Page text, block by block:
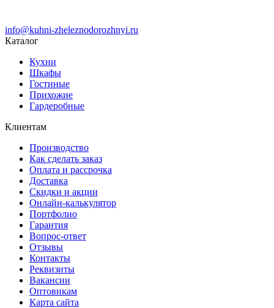
info@kuhni-zheleznodorozhnyi.ru
Каталог
Кухни
Шкафы
Гостиные
Прихожие
Гардеробные
Клиентам
Производство
Как сделать заказ
Оплата и рассрочка
Доставка
Скидки и акции
Онлайн-калькулятор
Портфолио
Гарантия
Вопрос-ответ
Отзывы
Контакты
Реквизиты
Вакансии
Оптовикам
Карта сайта